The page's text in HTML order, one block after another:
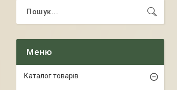
Каталог товарів